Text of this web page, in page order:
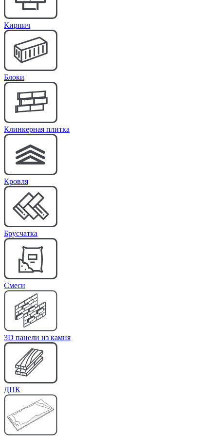
Кирпич
Блоки
Клинкерная плитка
Кровля
Брусчатка
Cмеси
3D панели из камня
ДПК